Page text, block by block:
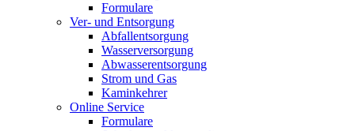
Formulare
Ver- und Entsorgung
Abfallentsorgung
Wasserversorgung
Abwasserentsorgung
Strom und Gas
Kaminkehrer
Online Service
Formulare